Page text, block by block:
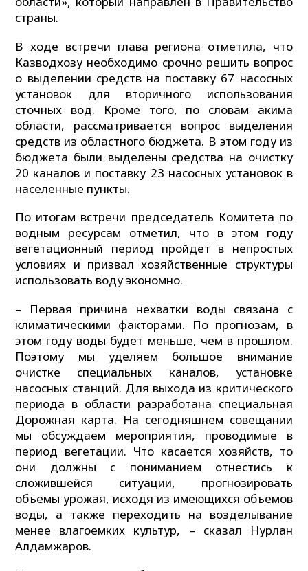
страны.
В ходе встречи глава региона отметила, что
Казводхозу необходимо срочно решить вопрос
о выделении средств на поставку 67 насосных
установок для вторичного использования
сточных вод. Кроме того, по словам акима
области, рассматривается вопрос выделения
средств из областного бюджета. В этом году из
бюджета были выделены средства на очистку
20 каналов и поставку 23 насосных установок в
населенные пункты.
По итогам встречи председатель Комитета по
водным ресурсам отметил, что в этом году
вегетационный период пройдет в непростых
условиях и призвал хозяйственные структуры
использовать воду экономно.
– Первая причина нехватки воды связана с
климатическими факторами. По прогнозам, в
этом году воды будет меньше, чем в прошлом.
Поэтому мы уделяем большое внимание
очистке специальных каналов, установке
насосных станций. Для выхода из критического
периода в области разработана специальная
Дорожная карта. На сегодняшнем совещании
мы обсуждаем мероприятия, проводимые в
период вегетации. Что касается хозяйств, то
они должны с пониманием отнестись к
сложившейся ситуации, прогнозировать
объемы урожая, исходя из имеющихся объемов
воды, а также переходить на возделывание
менее влагоемких культур, – сказал Нурлан
Алдамжаров.